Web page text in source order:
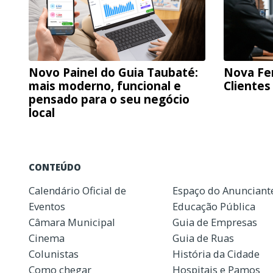
Novo Painel do Guia Taubaté:
mais moderno, funcional e
pensado para o seu negócio
local
Nova
Clientes
CONTEÚDO
Calendário Oficial de
Eventos
Câmara Municipal
Cinema
Colunistas
Como chegar
Espaço do
Educação Pública
Guia de Empresas
Guia de Ruas
História da Cidade
Hospitais e Pamos